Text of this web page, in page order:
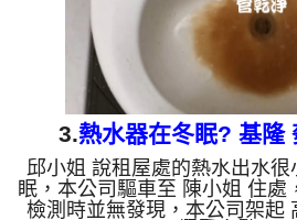
3.熱水器在冬眠? 基隆
邱小姐 說租屋處的熱水出水
眠，本公司驅車至 陳小姐 住處
檢測時並無發現，本公司架起